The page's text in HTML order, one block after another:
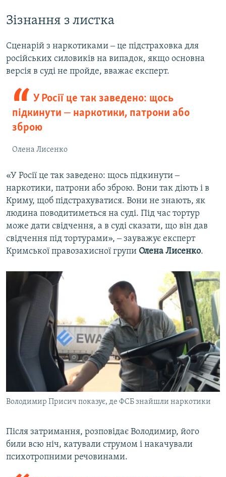
Зізнання з листка
Сценарій з наркотиками ‒ це підстраховка для
російських силовиків на випадок, якщо основна
версія в суді не пройде, вважає експерт.
У Росії це так заведено: щось
підкинути ‒ наркотики, патрони або
зброю
Олена Лисенко
«У Росії це так заведено: щось підкинути ‒
наркотики, патрони або зброю. Вони так діють і в
Криму, щоб підстрахуватися. Вони не знають, як
людина поводитиметься на суді. Під час тортур
може дати свідчення, а в суді сказати, що він дав
свідчення під тортурами», ‒ зауважує експерт
Кримської правозахисної групи Олена Лисенко.
Володимир Присич показує, де ФСБ знайшли наркотики
Після затримання, розповідає Володимир, його
били всю ніч, катували струмом і накачували
психотропними речовинами.